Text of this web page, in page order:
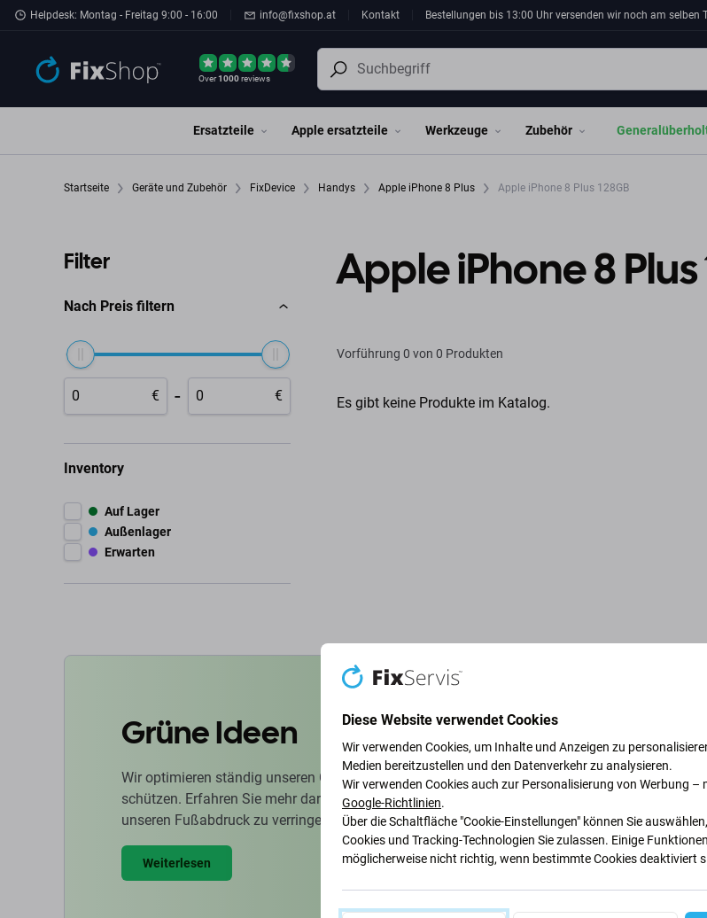
Zum Hauptinhalt springen
Helpdesk: Montag - Freitag 9:00 - 16:00 info@fixshop.at Kontakt Bestellungen bis 13:00 Uhr versenden wir noch am selben
Over1000reviews
Ersatzteile Apple ersatzteile Werkzeuge Zubehör
Startseite Geräte und Zubehör FixDevice Handys Apple iPhone 8 Plus Apple iPhone 8 Plus 128GB
Filter
Nach Preis filtern
€ - €
Inventory
Auf Lager
Außenlager
Erwarten
Apple iPhone 8 Plus
Vorführung 0 von 0 Produkten
Es gibt keine Produkte im Katalog.
Grüne Ideen
Wir optimieren ständig unseren CO2-Fußabdruck, um unseren Planeten zu
schützen. Erfahren Sie mehr darüber, wie wir unsere Prozesse anpassen, um
unseren Fußabdruck zu verringern.
Weiterlesen
Diese Website verwendet Cookies
Wir verwenden Cookies, um Inhalte und Anzeigen zu
Medien bereitzustellen und den Datenverkehr zu analysieren.
Wir verwenden Cookies auch zur Personalisierung von Werbung –
Google-Richtlinien.
Über die Schaltfläche "Cookie-Einstellungen" können Sie
Cookies und Tracking-Technologien Sie zulassen. Einige
möglicherweise nicht richtig, wenn bestimmte Cookies deaktiviert